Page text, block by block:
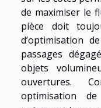
de maximiser le
pièce doit
d’optimisation
passages
objets
ouvertures.
optimisation